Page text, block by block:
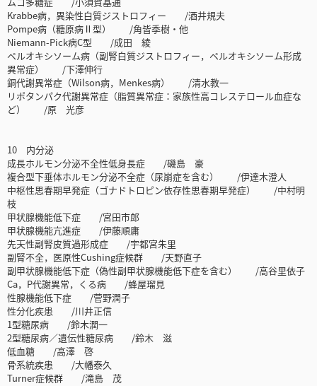
Krabbe病，異染性白質ジストロフィー /酒井規夫
Pompe病（糖原病Ⅱ型） /角皆季樹・他
Niemann-Pick病C型 /成田 綾
ペルオキシソーム病（副腎白質ジストロフィー，ペルオキシソーム形成
異常症） /下澤伸行
銅代謝異常症（Wilson病，Menkes病） /清水教一
リポタンパク代謝異常症（脂質異常症：家族性高コレステロール血症な
ど） /原 光彦
10 内分泌
成長ホルモン分泌不全性低身長症 /磯島 豪
複合型下垂体ホルモン分泌不全症（尿崩症を含む） /伊達木澄人
中枢性思春期早発症（ゴナドトロピン依存性思春期早発症） /中村明
枝
甲状腺機能低下症 /宮田市郎
甲状腺機能亢進症 /伊藤順庸
先天性副腎皮質過形成症 /宇都宮朱里
副腎不全，医原性Cushing症候群 /天野直子
副甲状腺機能低下症（偽性副甲状腺機能低下症を含む） /高谷里依子
Ca，P代謝異常，くる病 /蜂屋瑠見
性腺機能低下症 /菅野潤子
性分化疾患 /川井正信
1型糖尿病 /鈴木潤一
2型糖尿病／遺伝性糖尿病 /鈴木 滋
低血糖 /高澤 啓
骨系統疾患 /大幡泰久
Turner症候群 /滝島 茂